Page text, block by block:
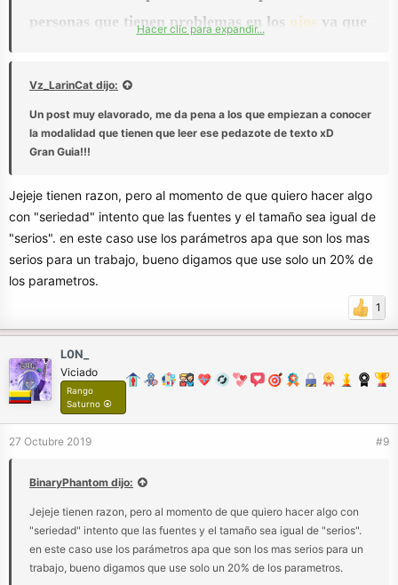
personas que tienen problemas en los ojos ya que
¡Suerte!
Hacer clic para expandir...
Vz_LarinCat dijo:
Un post muy elavorado, me da pena a los que empiezan a conocer
la modalidad que tienen que leer ese pedazote de texto xD
Gran Guia!!!
Jejeje tienen razon, pero al momento de que quiero hacer algo
con "seriedad" intento que las fuentes y el tamaño sea igual de
"serios". en este caso use los parámetros apa que son los mas
serios para un trabajo, bueno digamos que use solo un 20% de
los parametros.
1
L0N_
Viciado
Rango
Saturno ⦿
27 Octubre 2019 #9
BinaryPhantom dijo:
Jejeje tienen razon, pero al momento de que quiero hacer algo con
"seriedad" intento que las fuentes y el tamaño sea igual de "serios".
en este caso use los parámetros apa que son los mas serios para un
trabajo, bueno digamos que use solo un 20% de los parametros.